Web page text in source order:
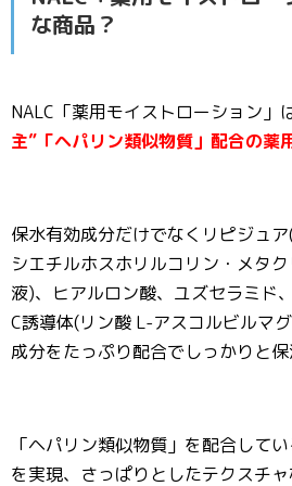
な商品？
NALC「薬用モイストローション」は
主”「ヘパリン類似物質」配合の薬
保水有効成分だけでなくリピジュ
シエチルホスホリルコリン・メタ
液)、ヒアルロン酸、ユズセラミド
C誘導体(リン酸 L-アスコルビルマ
成分をたっぷり配合でしっかりと保
「ヘパリン類似物質」を配合して
を実現、さっぱりとしたテクスチ